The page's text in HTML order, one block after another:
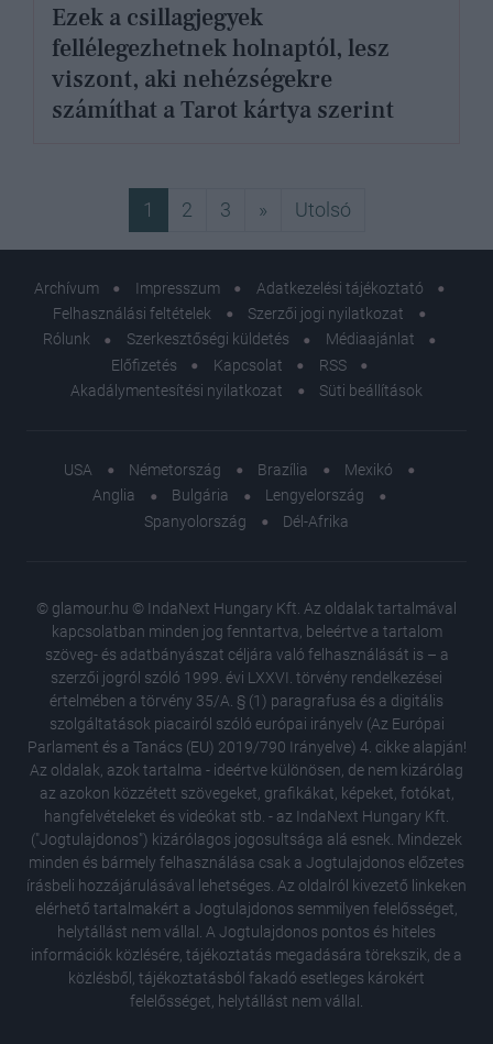
Ezek a csillagjegyek
fellélegezhetnek holnaptól, lesz
viszont, aki nehézségekre
számíthat a Tarot kártya szerint
1 2 3 »Következő
UtolsóUtolsó
Archívum Impresszum
Adatkezelési tájékoztató
Felhasználási feltételek
Szerzői jogi nyilatkozat
Rólunk
Szerkesztőségi küldetés
Médiaajánlat
Előfizetés
Kapcsolat
RSS
Akadálymentesítési nyilatkozat
Süti beállítások
USA Németország Brazília
Mexikó
Anglia
Bulgária
Lengyelország
Spanyolország
Dél-Afrika
© glamour.hu © IndaNext Hungary Kft. Az oldalak tartalmával
kapcsolatban minden jog fenntartva, beleértve a tartalom
szöveg- és adatbányászat céljára való felhasználását is – a
szerzői jogról szóló 1999. évi LXXVI. törvény rendelkezései
értelmében a törvény 35/A. § (1) paragrafusa és a digitális
szolgáltatások piacairól szóló európai irányelv (Az Európai
Parlament és a Tanács (EU) 2019/790 Irányelve) 4. cikke alapján!
Az oldalak, azok tartalma - ideértve különösen, de nem kizárólag
az azokon közzétett szövegeket, grafikákat, képeket, fotókat,
hangfelvételeket és videókat stb. - az IndaNext Hungary Kft.
("Jogtulajdonos") kizárólagos jogosultsága alá esnek. Mindezek
minden és bármely felhasználása csak a Jogtulajdonos előzetes
írásbeli hozzájárulásával lehetséges. Az oldalról kivezető linkeken
elérhető tartalmakért a Jogtulajdonos semmilyen felelősséget,
helytállást nem vállal. A Jogtulajdonos pontos és hiteles
információk közlésére, tájékoztatás megadására törekszik, de a
közlésből, tájékoztatásból fakadó esetleges károkért
felelősséget, helytállást nem vállal.